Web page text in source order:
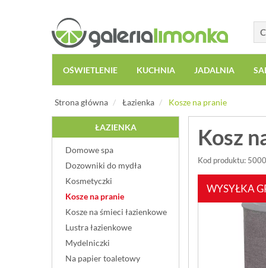
OŚWIETLENIE KUCHNIA JADALNIA
Strona główna Łazienka Kosze na pranie
ŁAZIENKA
Domowe spa
Dozowniki do mydła
Kosmetyczki
Kosze na pranie
Kosze na śmieci łazienkowe
Lustra łazienkowe
Mydelniczki
Na papier toaletowy
Kosz
Kod produktu:
WYSYŁKA